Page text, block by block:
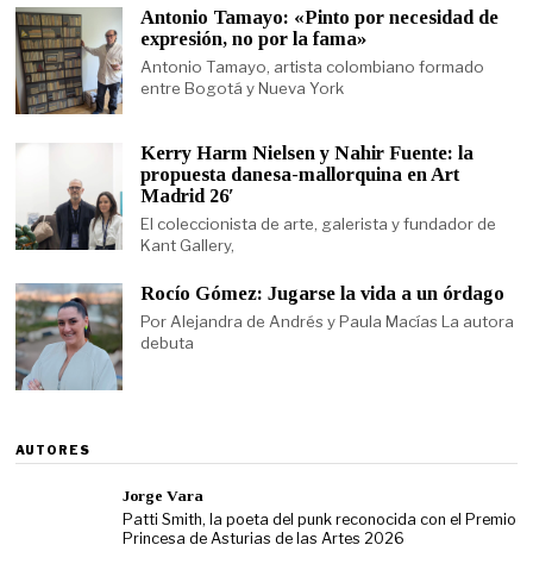
Antonio Tamayo: «Pinto por necesidad de
expresión, no por la fama»
Antonio Tamayo, artista colombiano formado
entre Bogotá y Nueva York
Kerry Harm Nielsen y Nahir Fuente: la
propuesta danesa-mallorquina en Art
Madrid 26′
El coleccionista de arte, galerista y fundador de
Kant Gallery,
Rocío Gómez: Jugarse la vida a un órdago
Por Alejandra de Andrés y Paula Macías La autora
debuta
AUTORES
Jorge Vara
Patti Smith, la poeta del punk reconocida con el Premio
Princesa de Asturias de las Artes 2026